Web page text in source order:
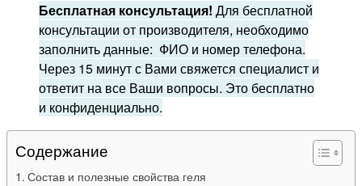
Бесплатная консультация! Для бесплатной
консультации от производителя, необходимо
заполнить данные: ФИО и номер телефона.
Через 15 минут с Вами свяжется специалист и
ответит на все Ваши вопросы. Это бесплатно
и конфиденциально.
Содержание
Состав и полезные свойства геля